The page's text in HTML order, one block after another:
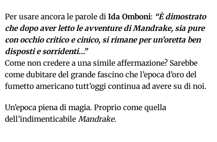
Per usare ancora le parole di Ida Omboni: “È dimostrato
che dopo aver letto le avventure diMandrake, sia pure
con occhio critico e cinico, si rimane per un’oretta ben
disposti e sorridenti…”
Come non credere a una simile affermazione? Sarebbe
come dubitare del grande fascino che l’epoca d’oro del
fumetto americano tutt’oggi continua ad avere su di noi.
Un’epoca piena di magia. Proprio come quella
dell’indimenticabile Mandrake.